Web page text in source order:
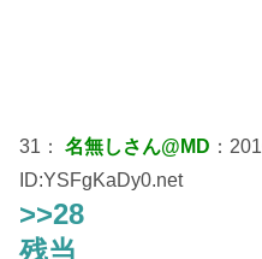
31： 名無しさん@MD ：
ID:YSFgKaDy0.net
>>28
残当